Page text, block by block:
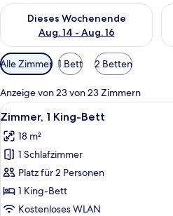
Dieses Wochenende
Aug. 14 - Aug. 16
Überprüfe die Verfügbarkeit für
Verfügbare
Filter
für
Zimmer
Alle Zimmer 1 Bett 2 Betten
Anzeige von 23 von 23 Zimmern
Alle
Fotos
für
Zimmer,
1 King-
Bett
anzeigen
10
Zimmer, 1 King-Bett
18 m²
1 Schlafzimmer
Platz für 2 Personen
1 King-Bett
Kostenloses WLAN